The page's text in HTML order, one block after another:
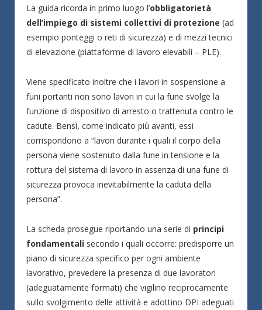
La guida ricorda in primo luogo l’obbligatorietà
dell’impiego di sistemi collettivi di protezione (ad
esempio ponteggi o reti di sicurezza) e di mezzi tecnici
di elevazione (piattaforme di lavoro elevabili – PLE).
Viene specificato inoltre che i lavori in sospensione a
funi portanti non sono lavori in cui la fune svolge la
funzione di dispositivo di arresto o trattenuta contro le
cadute. Bensì, come indicato più avanti, essi
corrispondono a “lavori durante i quali il corpo della
persona viene sostenuto dalla fune in tensione e la
rottura del sistema di lavoro in assenza di una fune di
sicurezza provoca inevitabilmente la caduta della
persona”.
La scheda prosegue riportando una serie di principi
fondamentali secondo i quali occorre: predisporre un
piano di sicurezza specifico per ogni ambiente
lavorativo, prevedere la presenza di due lavoratori
(adeguatamente formati) che vigilino reciprocamente
sullo svolgimento delle attività e adottino DPI adeguati